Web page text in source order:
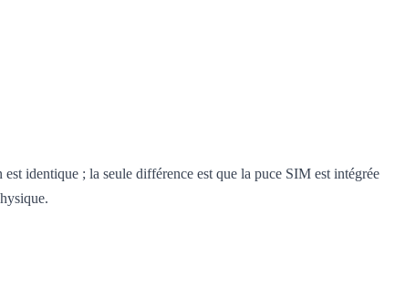
identique ; la seule différence est que la puce SIM est intégrée